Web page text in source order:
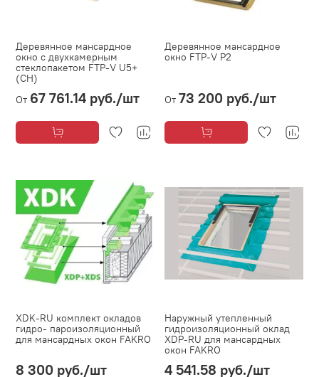
Деревянное мансардное
окно с двухкамерным
стеклопакетом FTP-V U5+
(CH)
От 67 761.14 руб./шт
Деревянное мансардное
окно FTP-V P2
От 73 200 руб./шт
XDK-RU комплект окладов
гидро- пароизоляционный
для мансардных окон FAKRO
8 300 руб./шт
Наружный утепленный
гидроизоляционный оклад
XDP-RU для мансардных
окон FAKRO
4 541.58 руб./шт